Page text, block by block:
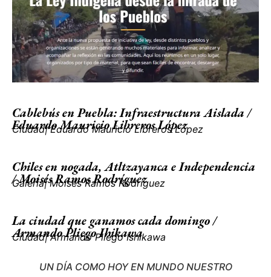
Cablebús en Puebla: Infraestructura Aislada /
Eduardo Mauricio Libreros López
Ciudad| Eduardo Mauricio Libreros López
Chiles en nogada, Atltzayanca e Independencia
/ Moisés Ramos Rodríguez
Galería| Moisés Ramos Rodríguez
La ciudad que ganamos cada domingo /
Armando Pliego Ihikawa
Ciudad| Armando Pliego Ishikawa
UN DÍA COMO HOY EN MUNDO NUESTRO